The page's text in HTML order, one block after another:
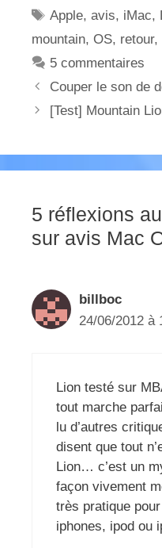
Étiquettes
Apple,avis, iMac,
mountain, OS, retour,
5 commentaires
Couper le son de
[Test] Mountain
5 réflexions
sur avis Mac
billboc
24/06/2012 à
Lion testé sur
tout marche
lu d’autres
disent que tout
Lion… c’est un
façon vivement
très pratique
iphones, ipod ou